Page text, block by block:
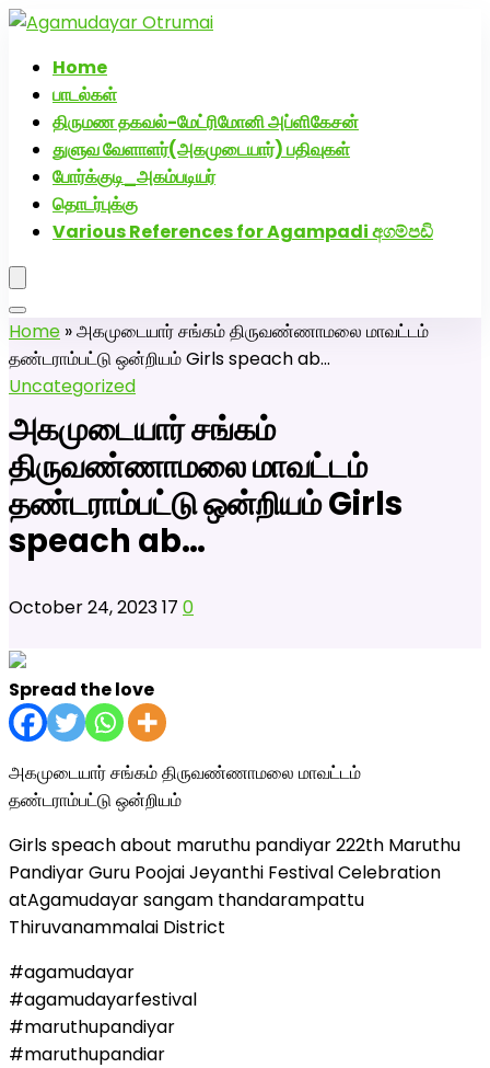
Home
பாடல்கள்
திருமண தகவல்-மேட்ரிமோனி அப்ளிகேசன்
துளுவ வேளாளர்(அகமுடையார்) பதிவுகள்
போர்க்குடி_அகம்படியர்
தொடர்புக்கு
Various References for Agampadi අගම්පඩි
Home »அகமுடையார் சங்கம் திருவண்ணாமலை மாவட்டம்
தண்டராம்பட்டு ஒன்றியம் Girls speach ab…
Uncategorized
அகமுடையார் சங்கம்
திருவண்ணாமலை மாவட்டம்
தண்டராம்பட்டு ஒன்றியம் Girls
speach ab…
October 24, 202317 0
Spread the love
அகமுடையார் சங்கம் திருவண்ணாமலை மாவட்டம்
தண்டராம்பட்டு ஒன்றியம்
Girls speach about maruthu pandiyar 222th Maruthu
Pandiyar Guru Poojai Jeyanthi Festival Celebration
atAgamudayar sangam thandarampattu
Thiruvanammalai District
#agamudayar
#agamudayarfestival
#maruthupandiyar
#maruthupandiar
அகமுடையார் திருமண வரன்களுக்கு அகமுடையார்மேட்ரி-